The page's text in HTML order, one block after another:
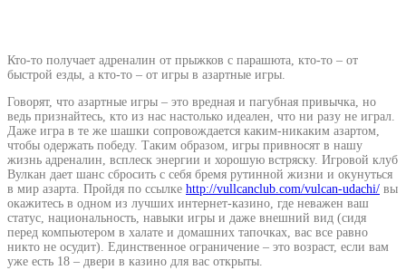
Кто-то получает адреналин от прыжков с парашюта, кто-то – от
быстрой езды, а кто-то – от игры в азартные игры.
Говорят, что азартные игры – это вредная и пагубная привычка, но
ведь признайтесь, кто из нас настолько идеален, что ни разу не играл.
Даже игра в те же шашки сопровождается каким-никаким азартом,
чтобы одержать победу. Таким образом, игры привносят в нашу
жизнь адреналин, всплеск энергии и хорошую встряску. Игровой клуб
Вулкан дает шанс сбросить с себя бремя рутинной жизни и окунуться
в мир азарта. Пройдя по ссылке http://vullcanclub.com/vulcan-udachi/ вы
окажитесь в одном из лучших интернет-казино, где неважен ваш
статус, национальность, навыки игры и даже внешний вид (сидя
перед компьютером в халате и домашних тапочках, вас все равно
никто не осудит). Единственное ограничение – это возраст, если вам
уже есть 18 – двери в казино для вас открыты.